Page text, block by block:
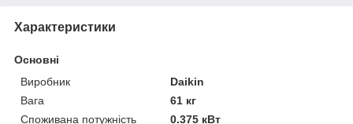
Характеристики
Основні
Виробник
Daikin
Вага
61 кг
Споживана потужність
0.375 кВт